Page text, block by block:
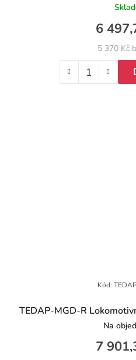
5 370 Kč
6
TEDAP-MGD-R
Na
7
Kód: